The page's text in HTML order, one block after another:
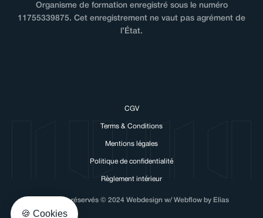
Organisme de formation enregistré sous le numéro
11755339875. Cet enregistrement ne vaut pas agrément de
l’État.
CGV
Terms & Conditions
Mentions légales
Politique de confidentialité
Règlement intérieur
Tous droits réservés © 2024 Webdesign w/ Webflow by Elias
🍪 Cookies